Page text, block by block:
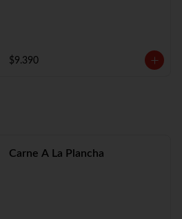
$9.390
Carne A La Plancha